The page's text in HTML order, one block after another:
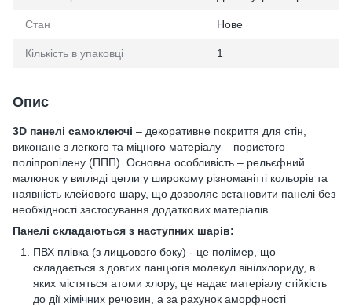
Стан Нове
Кількість в упаковці 1
Опис
3D панелі самоклеючі – декоративне покриття для стін,
виконане з легкого та міцного матеріалу – пористого
поліпропілену (ППП). Основна особливість – рельєфний
малюнок у вигляді цегли у широкому різноманітті кольорів та
наявність клейового шару, що дозволяє встановити панелі без
необхідності застосування додаткових матеріалів.
Панелі складаються з наступних шарів:
ПВХ плівка (з лицьового боку) - це полімер, що
складається з довгих ланцюгів молекул вінілхлориду, в
яких містяться атоми хлору, це надає матеріалу стійкість
до дії хімічних речовин, а за рахунок аморфності